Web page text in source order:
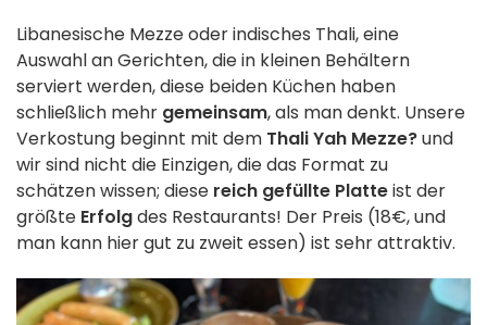
Libanesische Mezze oder indisches Thali, eine
Auswahl an Gerichten, die in kleinen Behältern
serviert werden, diese beiden Küchen haben
schließlich mehr gemeinsam, als man denkt. Unsere
Verkostung beginnt mit dem Thali Yah Mezze?und
wir sind nicht die Einzigen, die das Format zu
schätzen wissen; diese reich gefüllte Platteist der
größte Erfolgdes Restaurants! Der Preis (18€, und
man kann hier gut zu zweit essen) ist sehr attraktiv.